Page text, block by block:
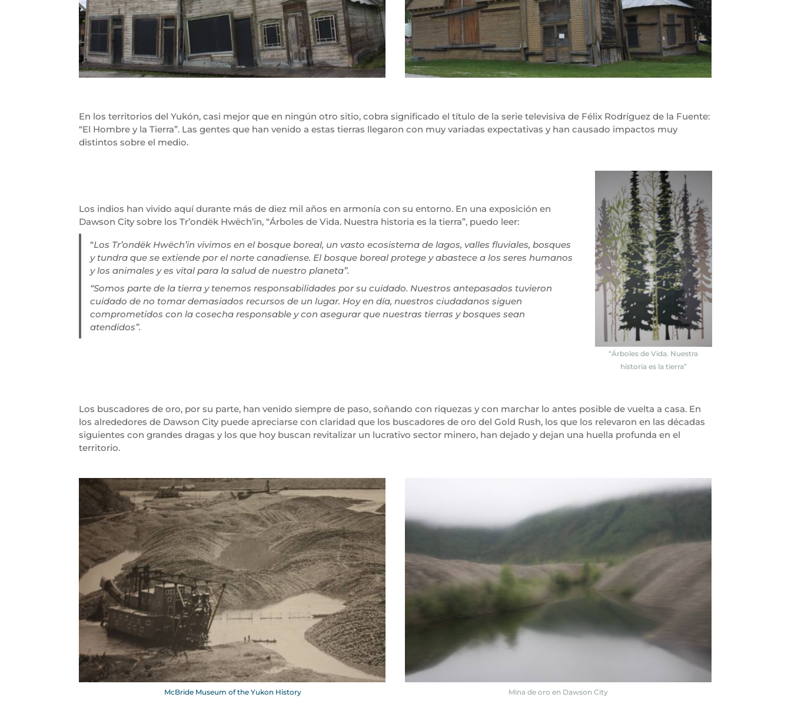
En los territorios del Yukón, casi mejor que en ningún otro sitio, cobra significado el título de la serie televisiva de Félix Rodríguez de la Fuente:
“El Hombre y la Tierra”. Las gentes que han venido a estas tierras llegaron con muy variadas expectativas y han causado impactos muy
distintos sobre el medio.
Los indios han vivido aquí durante más de diez mil años en armonía con su entorno. En una exposición en
Dawson City sobre los Tr’ondëk Hwëch’in, “Árboles de Vida. Nuestra historia es la tierra”, puedo leer:
“Los Tr’ondëk Hwëch’in vivimos en el bosque boreal, un vasto ecosistema de lagos, valles fluviales, bosques
y tundra que se extiende por el norte canadiense. El bosque boreal protege y abastece a los seres humanos
y los animales y es vital para la salud de nuestro planeta”.
“Somos parte de la tierra y tenemos responsabilidades por su cuidado. Nuestros antepasados tuvieron
cuidado de no tomar demasiados recursos de un lugar. Hoy en día, nuestros ciudadanos siguen
comprometidos con la cosecha responsable y con asegurar que nuestras tierras y bosques sean
atendidos”.
“Árboles de Vida. Nuestra
historia es la tierra”
Los buscadores de oro, por su parte, han venido siempre de paso, soñando con riquezas y con marchar lo antes posible de vuelta a casa. En
los alrededores de Dawson City puede apreciarse con claridad que los buscadores de oro del Gold Rush, los que los relevaron en las décadas
siguientes con grandes dragas y los que hoy buscan revitalizar un lucrativo sector minero, han dejado y dejan una huella profunda en el
territorio.
McBride Museum of the Yukon History Mina de oro en Dawson City